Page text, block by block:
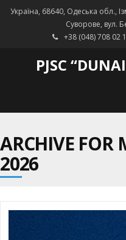
Україна, 68640, Одеська обл.,
Суворове, вул.
+38 (048) 708 02
PJSC
ARCHIVE FOR
2026